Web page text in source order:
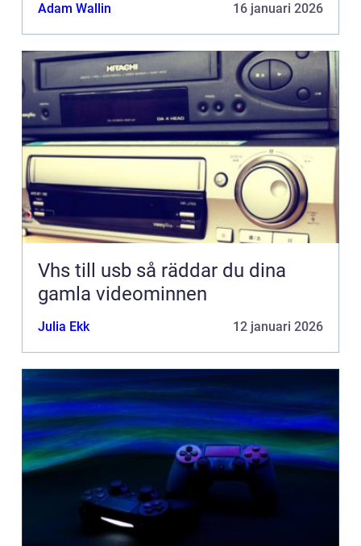
Adam Wallin 16 januari 2026
Vhs till usb så räddar du dina
gamla videominnen
Julia Ekk 12 januari 2026